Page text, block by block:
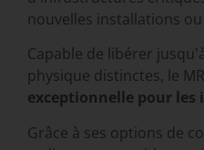
nouvelles installations
Capable de libérer
physique distinctes, le
exceptionnelle pour
Grâce à ses options de